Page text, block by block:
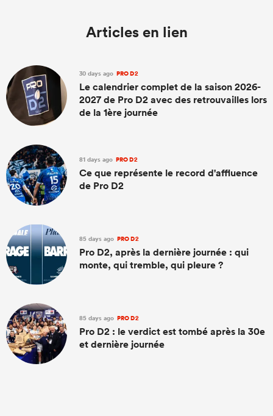
Articles en lien
30 days ago PRO D2
Le calendrier complet de la saison 2026-
2027 de Pro D2 avec des retrouvailles lors
de la 1ère journée
81 days ago PRO D2
Ce que représente le record d'affluence
de Pro D2
85 days ago PRO D2
Pro D2, après la dernière journée : qui
monte, qui tremble, qui pleure ?
85 days ago PRO D2
Pro D2 : le verdict est tombé après la 30e
et dernière journée